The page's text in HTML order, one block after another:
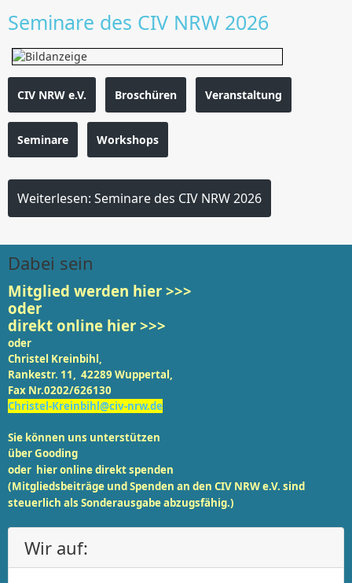
Seminare des CIV NRW 2026
CIV NRW e.V. Broschüren Veranstaltung
Seminare Workshops
Weiterlesen: Seminare des CIV NRW 2026
Dabei sein
Mitglied werden hier >>>
oder
direkt online hier >>>
oder
Christel Kreinbihl,
Rankestr. 11, 42289 Wuppertal,
Fax Nr.0202/626130
Christel-Kreinbihl@civ-nrw.de
Sie können uns unterstützen
überGooding
oder hier onlinedirekt spenden
(Mitgliedsbeiträge und Spenden an den CIV NRW e.V. sind
steuerlich als Sonderausgabe abzugsfähig.)
Wir auf: